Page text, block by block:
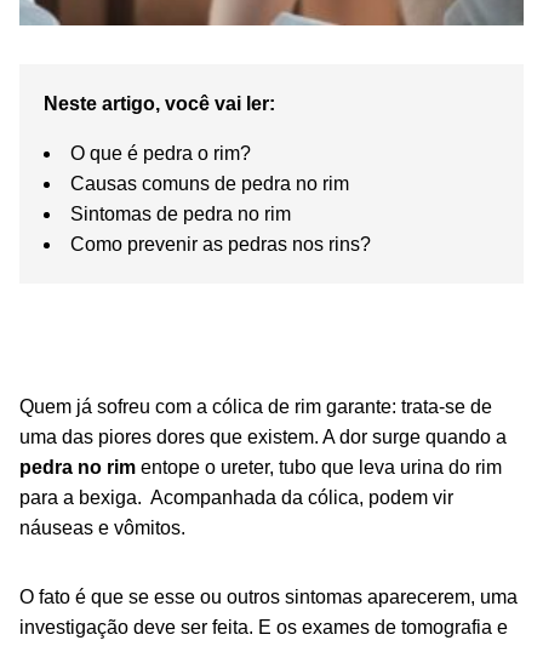
Neste artigo, você vai ler:
O que é pedra o rim?
Causas comuns de pedra no rim
Sintomas de pedra no rim
Como prevenir as pedras nos rins?
Quem já sofreu com a cólica de rim garante: trata-se de
uma das piores dores que existem. A dor surge quando a
pedra no rim entope o ureter, tubo que leva urina do rim
para a bexiga. Acompanhada da cólica, podem vir
náuseas e vômitos.
O fato é que se esse ou outros sintomas aparecerem, uma
investigação deve ser feita. E os exames de tomografia e